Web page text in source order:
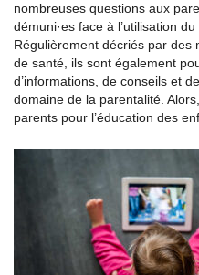
nombreuses questions aux
démuni·es face à l’utilisation
Régulièrement décriés par des
de santé, ils sont également
d’informations, de conseils et
domaine de la parentalité.
parents pour l’éducation des